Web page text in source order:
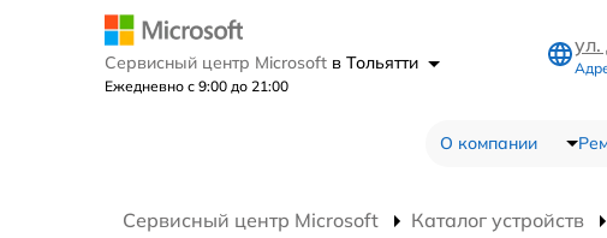
Сервисный центр Microsoft в Тольятти
Ежедневно с 9:00 до 21:00
ул.
О компании
Сервисный центр Microsoft Каталог устройств